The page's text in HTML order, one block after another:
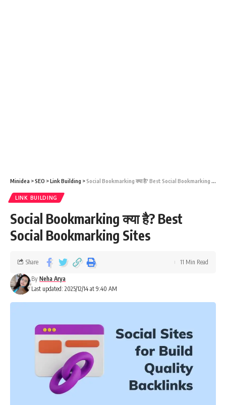
Minidea >SEO >Link Building >Social Bookmarking क्या है? Best Social Bookmarking Sites
LINK BUILDING
Social Bookmarking क्या है? Best
Social Bookmarking Sites
Last updated: 2025/12/14 at 9:40 AM
By Neha Arya
Share 11 Min Read